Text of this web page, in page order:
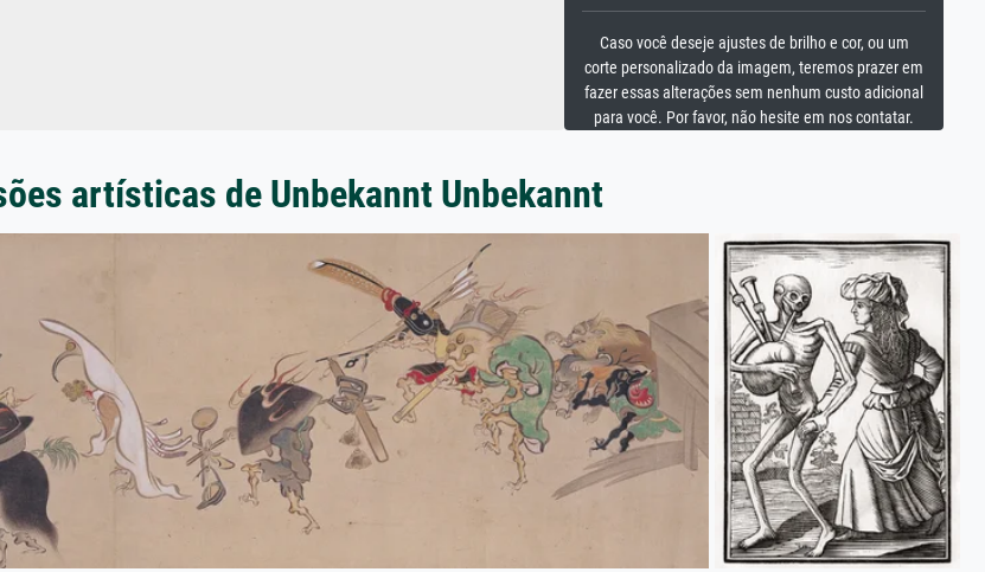
Caso você deseje ajustes de brilho e cor, ou um
corte personalizado da imagem, teremos prazer em
fazer essas alterações sem nenhum custo adicional
para você. Por favor, não hesite em nos contatar.
artísticas de Unbekannt Unbekannt